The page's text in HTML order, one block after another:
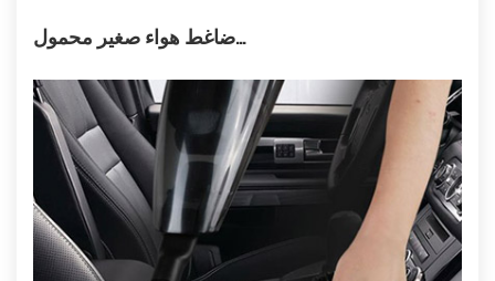
ضاغط هواء صغير محمول...